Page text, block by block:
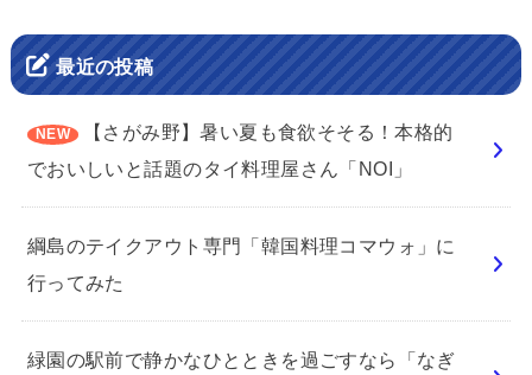
最近の投稿
【さがみ野】暑い夏も食欲そそる！本格的
でおいしいと話題のタイ料理屋さん「NOI」
綱島のテイクアウト専門「韓国料理コマウォ」に
行ってみた
緑園の駅前で静かなひとときを過ごすなら「なぎ